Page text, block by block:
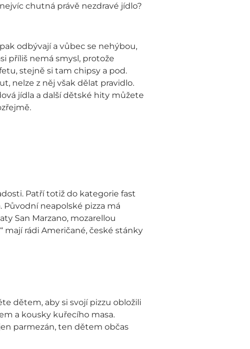
chutná právě nezdravé jídlo?
odbývají a vůbec se nehýbou,
příliš nemá smysl, protože
stejně si tam chipsy a pod.
nelze z něj však dělat pravidlo.
jídla a další dětské hity můžete
Patří totiž do kategorie fast
Původní neapolské pizza má
San Marzano, mozarellou
rádi Američané, české stánky
dětem, aby si svojí pizzu obložili
a kousky kuřecího masa.
parmezán, ten dětem občas